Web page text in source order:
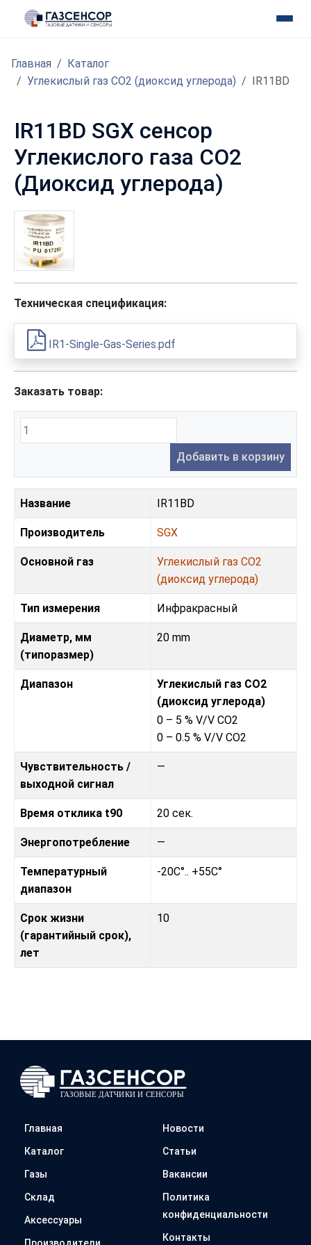
Главная
Каталог
Углекислый газ CO2 (диоксид углерода)
IR11BD
IR11BD SGX сенсор
Углекислого газа CO2
(Диоксид углерода)
Техническая спецификация:
IR1-Single-Gas-Series.pdf
Заказать товар:
Добавить в корзину
Название IR11BD
Производитель SGX
Основной газ
Углекислый газ CO2
(диоксид углерода)
Тип измерения Инфракрасный
Диаметр, мм
(типоразмер)
20 mm
Диапазон
Углекислый газ CO2
(диоксид углерода)
0 – 5 % V/V CO2
0 – 0.5 % V/V CO2
Чувствительность /
выходной сигнал
—
Время отклика t90 20 сек.
Энергопотребление —
Температурный
диапазон
-20C°.. +55C°
Срок жизни
(гарантийный срок),
лет
10
Главная
Каталог
Газы
Склад
Аксессуары
Новости
Статьи
Вакансии
Политика
конфиденциальности
Контакты